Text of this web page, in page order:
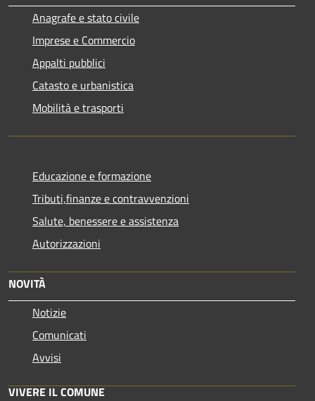
Anagrafe e stato civile
Imprese e Commercio
Appalti pubblici
Catasto e urbanistica
Mobilità e trasporti
Educazione e formazione
Tributi,finanze e contravvenzioni
Salute, benessere e assistenza
Autorizzazioni
NOVITÀ
Notizie
Comunicati
Avvisi
VIVERE IL COMUNE